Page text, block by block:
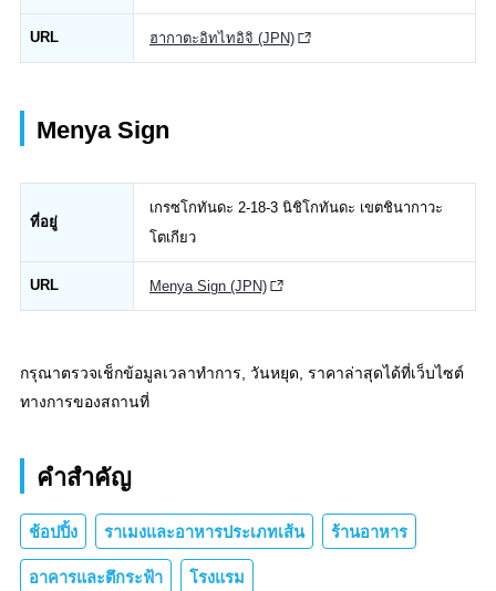
URL ฮากาตะอิทไทอิจิ (JPN)
Menya Sign
ที่อยู่
เกรซโกทันดะ 2-18-3 นิชิโกทันดะ เขตชินากาวะ
โตเกียว
URL Menya Sign (JPN)
กรุณาตรวจเช็กข้อมูลเวลาทำการ, วันหยุด, ราคาล่าสุดได้ที่เว็บไซต์
ทางการของสถานที่
คำสำคัญ
ช้อปปิ้ง ราเมงและอาหารประเภทเส้น ร้านอาหาร
อาคารและตึกระฟ้า โรงแรม